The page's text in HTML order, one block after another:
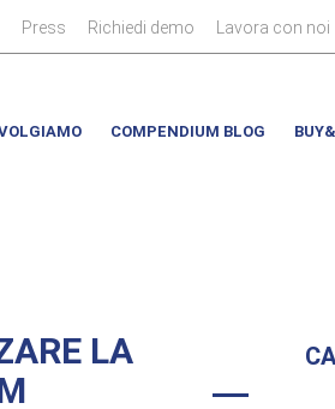
Press Richiedi demo Lavora con noi
COMPENDIUM BLOG
LA